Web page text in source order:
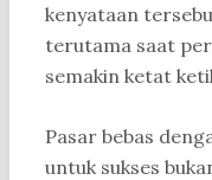
kenyataan
terutama saat
semakin ketat
Pasar bebas
untuk sukses